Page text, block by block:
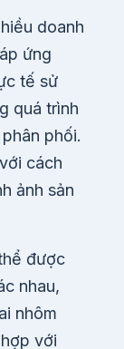
doanh
ứng
tế sử
quá trình
phối.
cách
ảnh sản
được
nhau,
nhôm
với